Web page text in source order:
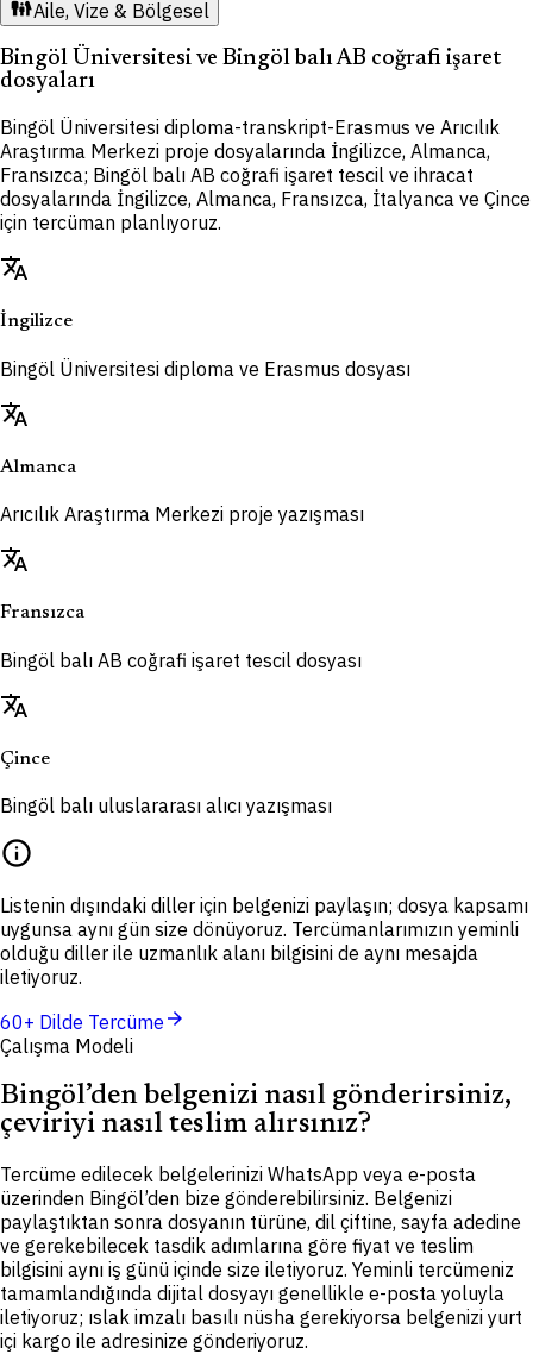
Aile, Vize & Bölgesel
Bingöl Üniversitesi ve Bingöl balı AB coğrafi işaret
dosyaları
Bingöl Üniversitesi diploma-transkript-Erasmus ve Arıcılık
Araştırma Merkezi proje dosyalarında İngilizce, Almanca,
Fransızca; Bingöl balı AB coğrafi işaret tescil ve ihracat
dosyalarında İngilizce, Almanca, Fransızca, İtalyanca ve Çince
için tercüman planlıyoruz.
translate
İngilizce
Bingöl Üniversitesi diploma ve Erasmus dosyası
translate
Almanca
Arıcılık Araştırma Merkezi proje yazışması
translate
Fransızca
Bingöl balı AB coğrafi işaret tescil dosyası
translate
Çince
Bingöl balı uluslararası alıcı yazışması
info
Listenin dışındaki diller için belgenizi paylaşın; dosya kapsamı
uygunsa aynı gün size dönüyoruz. Tercümanlarımızın yeminli
olduğu diller ile uzmanlık alanı bilgisini de aynı mesajda
iletiyoruz.
60+ Dilde Tercüme arrow_forward
Çalışma Modeli
Bingöl’den belgenizi nasıl gönderirsiniz,
çeviriyi nasıl teslim alırsınız?
Tercüme edilecek belgelerinizi WhatsApp veya e-posta
üzerinden Bingöl’den bize gönderebilirsiniz. Belgenizi
paylaştıktan sonra dosyanın türüne, dil çiftine, sayfa adedine
ve gerekebilecek tasdik adımlarına göre fiyat ve teslim
bilgisini aynı iş günü içinde size iletiyoruz. Yeminli tercümeniz
tamamlandığında dijital dosyayı genellikle e-posta yoluyla
iletiyoruz; ıslak imzalı basılı nüsha gerekiyorsa belgenizi yurt
içi kargo ile adresinize gönderiyoruz.